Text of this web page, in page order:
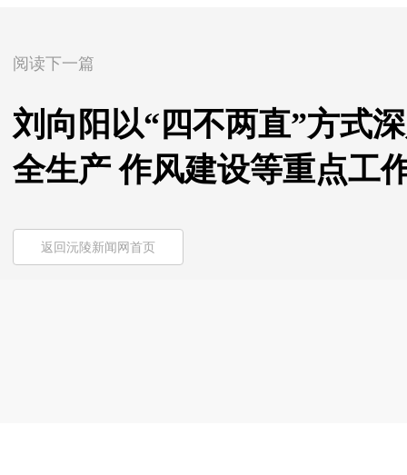
阅读下一篇
刘向阳以“四不两直”方式
全生产 作风建设等重点工
返回沅陵新闻网首页